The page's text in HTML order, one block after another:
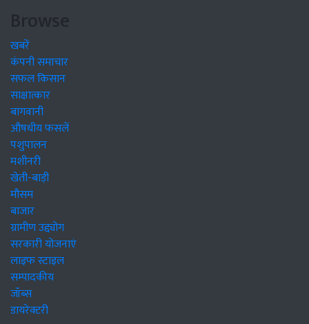
Browse
खबरें
कंपनी समाचार
सफल किसान
साक्षात्कार
बागवानी
औषधीय फसलें
पशुपालन
मशीनरी
खेती-बाड़ी
मौसम
बाजार
ग्रामीण उद्द्योग
सरकारी योजनाएं
लाइफ स्टाइल
सम्पादकीय
जॉब्स
डायरेक्टरी